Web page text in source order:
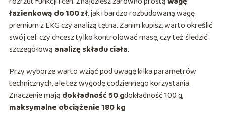
łazienkową do 100 zł, jak i bardzo rozbudowaną wagę
premium z EKG czy analizą tętna. Zanim kupisz, warto określić
swój cel: czy chcesz tylko kontrolować masę, czy też śledzić
szczegółową analizę składu ciała.
Przy wyborze warto wziąć pod uwagę kilka parametrów
technicznych, ale też wygodę codziennego korzystania.
Znaczenie mają dokładność 50 gdokładność 100 g,
maksymalne obciążenie 180 kg